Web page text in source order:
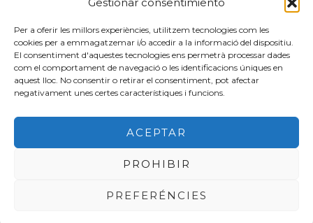
Per a oferir les millors experiències, utilitzem tecnologies com les
cookies per a emmagatzemar i/o accedir a la informació del dispositiu.
El consentiment d'aquestes tecnologies ens permetrà processar dades
com el comportament de navegació o les identificacions úniques en
aquest lloc. No consentir o retirar el consentiment, pot afectar
negativament unes certes característiques i funcions.
ACEPTAR
PROHIBIR
PREFERÉNCIES
galetes, pots contactar amb nosaltres a:
Correu electrònic: casallambrich@gmail.com
Lloc web: www.casallambrich.com
Copyright © 2026